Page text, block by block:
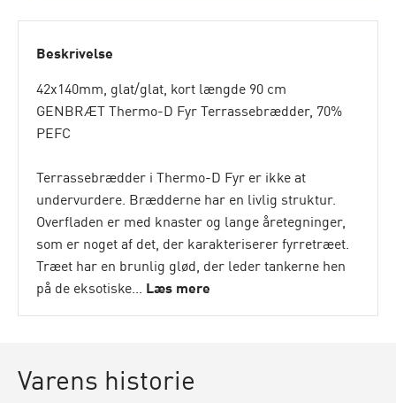
Beskrivelse
42x140mm, glat/glat, kort længde 90 cm
GENBRÆT Thermo-D Fyr Terrassebrædder, 70%
PEFC
Terrassebrædder i Thermo-D Fyr er ikke at
undervurdere. Brædderne har en livlig struktur.
Overfladen er med knaster og lange åretegninger,
som er noget af det, der karakteriserer fyrretræet.
Træet har en brunlig glød, der leder tankerne hen
på de eksotiske... Læs mere
Varens historie